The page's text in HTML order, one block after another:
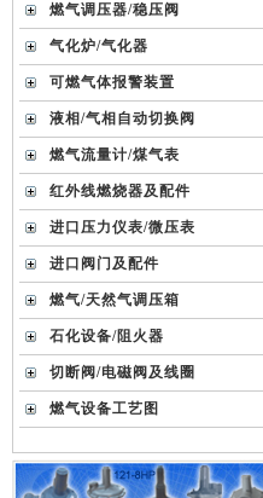
燃气调压器/稳压阀
气化炉/气化器
可燃气体报警装置
液相/气相自动切换阀
燃气流量计/煤气表
红外线燃烧器及配件
进口压力仪表/微压表
进口阀门及配件
燃气/天然气调压箱
石化设备/阻火器
切断阀/电磁阀及线圈
燃气设备工艺图
台湾HNT/HT系列壁挂式电热式气化
1588VN/1588MN减压阀/煤气调压